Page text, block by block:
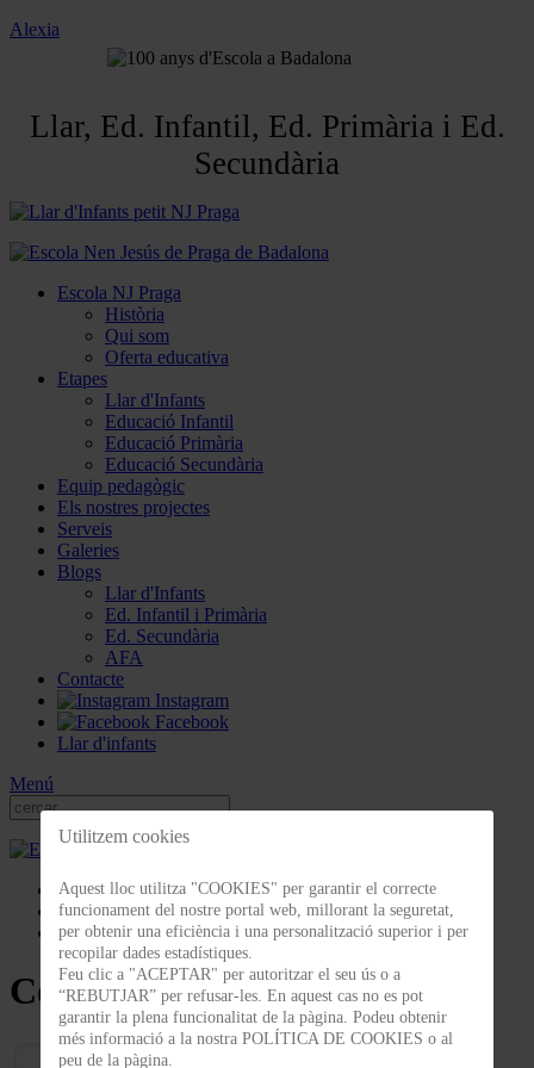
Alexia
Llar, Ed. Infantil, Ed. Primària i Ed.
Secundària
Escola NJ Praga
Història
Qui som
Oferta educativa
Etapes
Llar d'Infants
Educació Infantil
Educació Primària
Educació Secundària
Equip pedagògic
Els nostres projectes
Serveis
Galeries
Blogs
Llar d'Infants
Ed. Infantil i Primària
Ed. Secundària
AFA
Contacte
Instagram
Facebook
Llar d'infants
Menú
Galeries
Celebracions
Concert de Nadal 2022
Concert de Nadal 2022
Utilitzem cookies
Aquest lloc utilitza "COOKIES" per garantir el correcte
funcionament del nostre portal web, millorant la seguretat,
per obtenir una eficiència i una personalització superior i per
recopilar dades estadístiques.
Feu clic a "ACEPTAR" per autoritzar el seu ús o a
“REBUTJAR” per refusar-les. En aquest cas no es pot
garantir la plena funcionalitat de la pàgina. Podeu obtenir
més informació a la nostra POLÍTICA DE COOKIES o al
peu de la pàgina.